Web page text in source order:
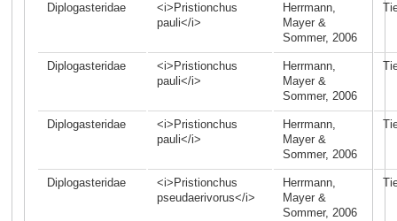
Diplogasteridae
<i>Pristionchus
pauli</i>
Herrmann,
Mayer &
Sommer, 2006
Diplogasteridae
<i>Pristionchus
pauli</i>
Herrmann,
Mayer &
Sommer, 2006
Diplogasteridae
<i>Pristionchus
pauli</i>
Herrmann,
Mayer &
Sommer, 2006
Diplogasteridae
<i>Pristionchus
pseudaerivorus</i>
Herrmann,
Mayer &
Sommer, 2006